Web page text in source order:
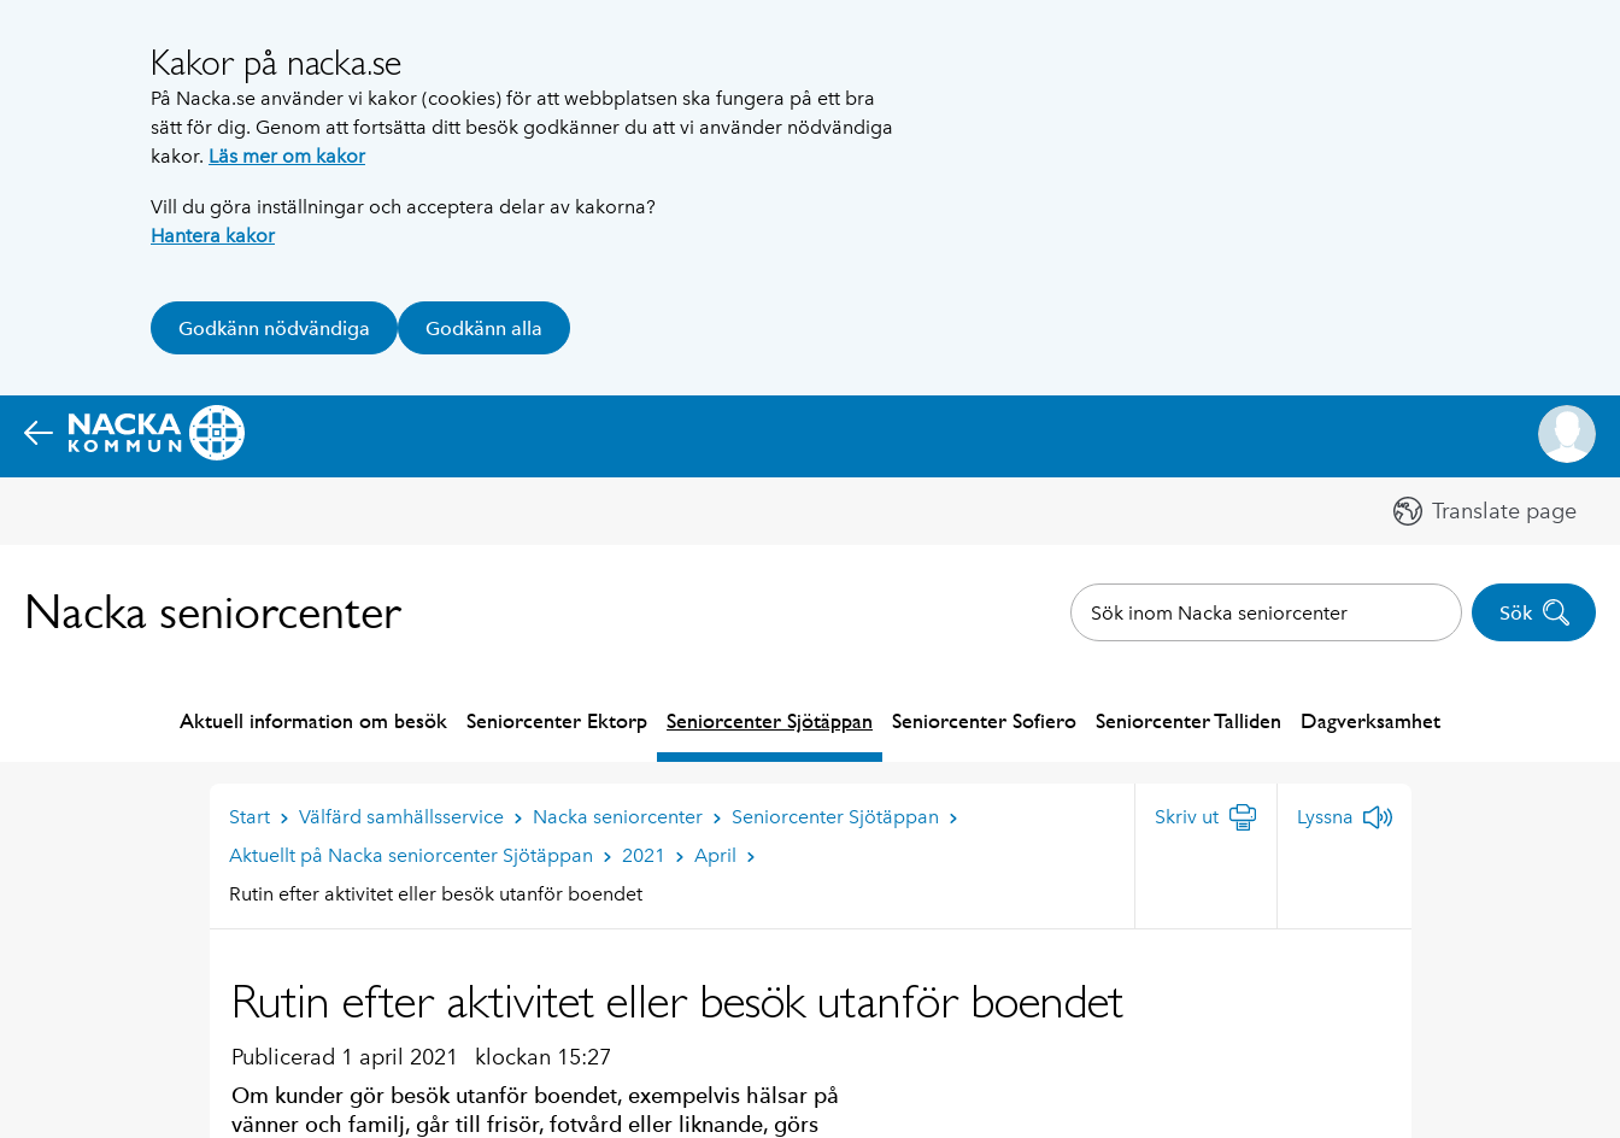
Kakor på nacka.se
På Nacka.se använder vi kakor (cookies) för att webbplatsen ska fungera på ett bra
sätt för dig. Genom att fortsätta ditt besök godkänner du att vi använder nödvändiga
kakor. Läs mer om kakor
Vill du göra inställningar och acceptera delar av kakorna?
Hantera kakor
Godkänn nödvändiga Godkänn alla
Translate page
Nacka seniorcenter Sök
Aktuell information om besök Seniorcenter Ektorp Seniorcenter Sjötäppan Seniorcenter Sofiero Seniorcenter Talliden Dagverksamhet
Start Välfärd samhällsservice Nacka seniorcenter
Seniorcenter Sjötäppan
Aktuellt på Nacka seniorcenter Sjötäppan
2021
April
Rutin efter aktivitet eller besök utanför boendet
Skriv ut Lyssna
Rutin efter aktivitet eller besök utanför boendet
Publicerad 1 april 2021 klockan 15:27
Om kunder gör besök utanför boendet, exempelvis hälsar på
vänner och familj, går till frisör, fotvård eller liknande, görs